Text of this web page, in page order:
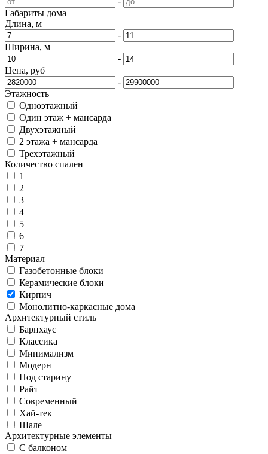
Габариты дома
Длина, м
-
Ширина, м
-
Цена, руб
-
Этажность
Одноэтажный
Один этаж + мансарда
Двухэтажный
2 этажа + мансарда
Трехэтажный
Количество спален
1
2
3
4
5
6
7
Материал
Газобетонные блоки
Керамические блоки
Кирпич
Монолитно-каркасные дома
Архитектурный стиль
Барнхаус
Классика
Минимализм
Модерн
Под старину
Райт
Современный
Хай-тек
Шале
Архитектурные элементы
С балконом